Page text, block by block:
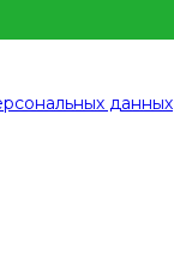
данных